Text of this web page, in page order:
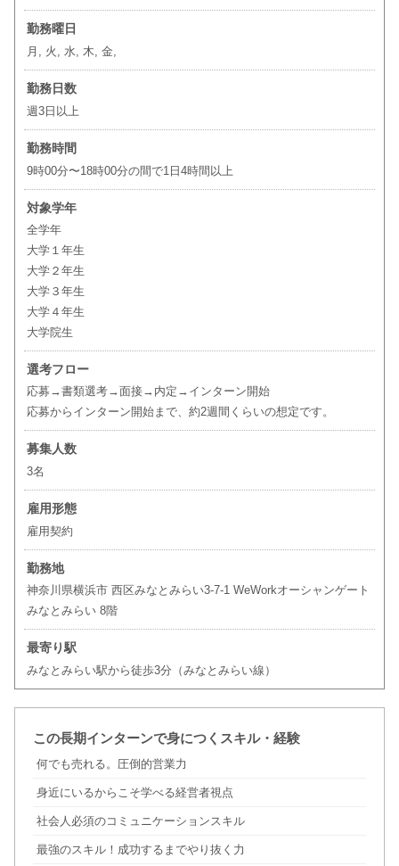
勤務曜日
月, 火, 水, 木, 金,
勤務日数
週3日以上
勤務時間
9時00分〜18時00分の間で1日4時間以上
対象学年
全学年
大学１年生
大学２年生
大学３年生
大学４年生
大学院生
選考フロー
応募→書類選考→面接→内定→インターン開始
応募からインターン開始まで、約2週間くらいの想定です。
募集人数
3名
雇用形態
雇用契約
勤務地
神奈川県横浜市 西区みなとみらい3-7-1 WeWorkオーシャンゲート
みなとみらい 8階
最寄り駅
みなとみらい駅から徒歩3分（みなとみらい線）
この長期インターンで身につくスキル・経験
何でも売れる。圧倒的営業力
身近にいるからこそ学べる経営者視点
社会人必須のコミュニケーションスキル
最強のスキル！成功するまでやり抜く力